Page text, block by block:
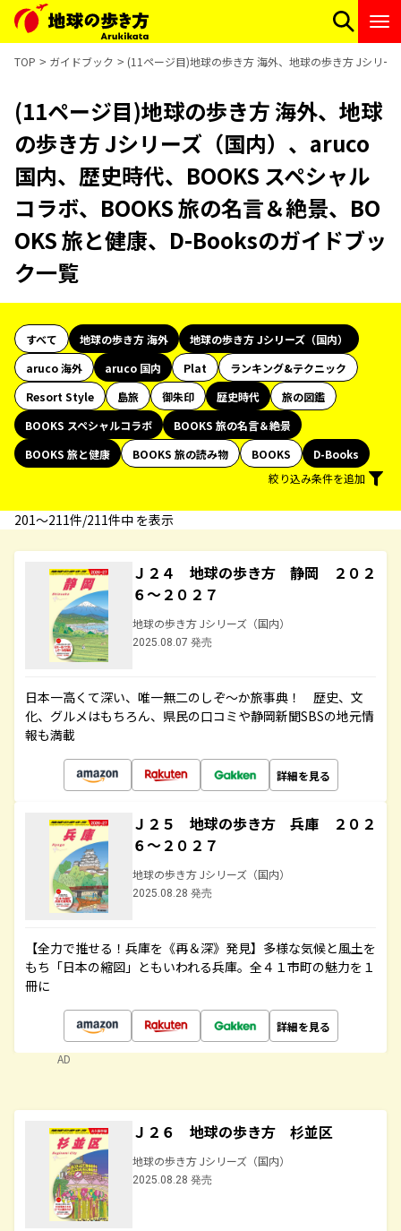
TOP ガイドブック (11ページ目)地球の歩き方 海外、地球の歩き方 Jシリ
(11ページ目)地球の歩き方 海外、地球
の歩き方 Jシリーズ（国内）、aruco
国内、歴史時代、BOOKS スペシャル
コラボ、BOOKS 旅の名言＆絶景、BO
OKS 旅と健康、D-Booksのガイドブッ
ク一覧
すべて 地球の歩き方 海外
地球の歩き方 Jシリーズ（国内）
aruco 海外
aruco 国内 Plat
ランキング&テクニック
Resort Style
島旅 御朱印 歴史時代
旅の図鑑
BOOKS スペシャルコラボ
BOOKS 旅の名言＆絶景
BOOKS 旅と健康
BOOKS 旅の読み物 BOOKS
D-Books
絞り込み条件を追加
201〜211件/211件中 を表示
Ｊ２４ 地球の歩き方 静岡 ２０２
６～２０２７
地球の歩き方 Jシリーズ（国内）
2025.08.07 発売
日本一高くて深い、唯一無二のしぞ～か旅事典！ 歴史、文
化、グルメはもちろん、県民の口コミや静岡新聞SBSの地元情
報も満載
詳細を見る
Ｊ２５ 地球の歩き方 兵庫 ２０２
６～２０２７
地球の歩き方 Jシリーズ（国内）
2025.08.28 発売
【全力で推せる！兵庫を《再＆深》発見】多様な気候と風土を
もち「日本の縮図」ともいわれる兵庫。全４１市町の魅力を１
冊に
詳細を見る
AD
Ｊ２６ 地球の歩き方 杉並区
地球の歩き方 Jシリーズ（国内）
2025.08.28 発売